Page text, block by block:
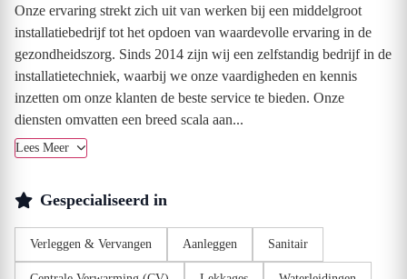
Onze ervaring strekt zich uit van werken bij een middelgroot
installatiebedrijf tot het opdoen van waardevolle ervaring in de
gezondheidszorg. Sinds 2014 zijn wij een zelfstandig bedrijf in de
installatietechniek, waarbij we onze vaardigheden en kennis
inzetten om onze klanten de beste service te bieden. Onze
diensten omvatten een breed scala aan...
Lees Meer
Gespecialiseerd in
Verleggen & Vervangen Aanleggen Sanitair